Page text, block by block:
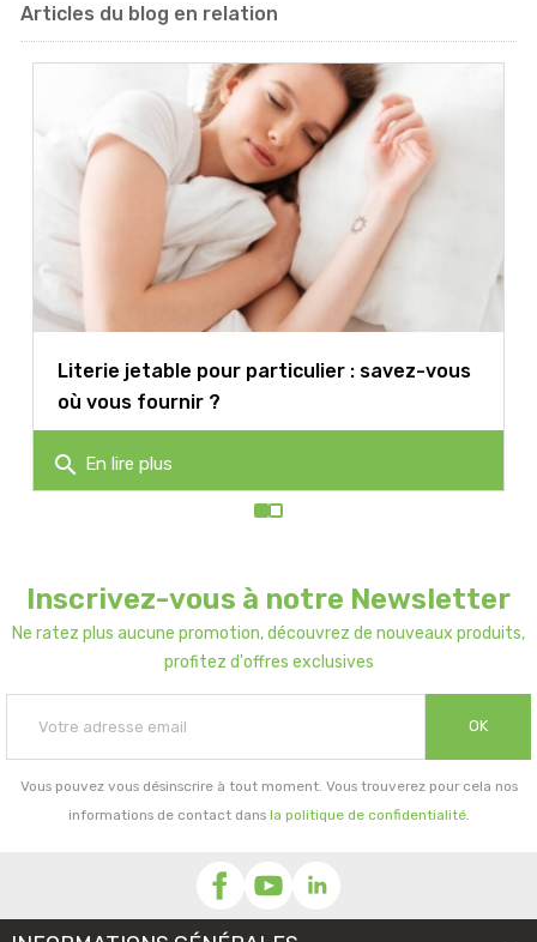
Articles du blog en relation
Literie jetable pour particulier : savez-vous
où vous fournir ?
search En lire plus
Inscrivez-vous à notre Newsletter
Ne ratez plus aucune promotion, découvrez de nouveaux produits,
profitez d'offres exclusives
OK
Vous pouvez vous désinscrire à tout moment. Vous trouverez pour cela nos
informations de contact dans la politique de confidentialité.